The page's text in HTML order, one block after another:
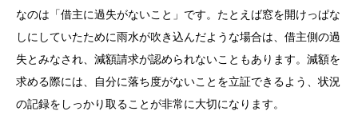
なのは「借主に過失がないこと」です。たとえば窓を開けっぱな
しにしていたために雨水が吹き込んだような場合は、借主側の過
失とみなされ、減額請求が認められないこともあります。減額を
求める際には、自分に落ち度がないことを立証できるよう、状況
の記録をしっかり取ることが非常に大切になります。